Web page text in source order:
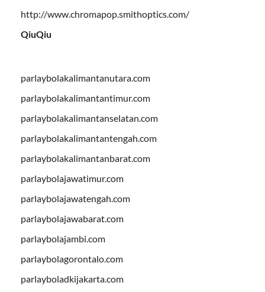
http://www.chromapop.smithoptics.com/
QiuQiu
parlaybolakalimantanutara.com
parlaybolakalimantantimur.com
parlaybolakalimantanselatan.com
parlaybolakalimantantengah.com
parlaybolakalimantanbarat.com
parlaybolajawatimur.com
parlaybolajawatengah.com
parlaybolajawabarat.com
parlaybolajambi.com
parlaybolagorontalo.com
parlayboladkijakarta.com